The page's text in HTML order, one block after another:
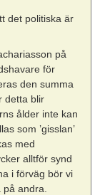
det politiska är
på
för
den summa
detta blir
ålder inte kan
som ’gisslan’
med
alltför synd
i förväg bör vi
andra.